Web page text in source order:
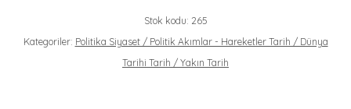
Stok kodu: 265
Kategoriler: Politika Siyaset / Politik Akımlar - Hareketler Tarih / Dünya
Tarihi Tarih / Yakın Tarih